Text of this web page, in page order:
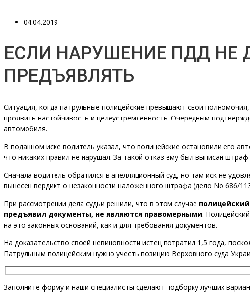
04.04.2019
ЕСЛИ НАРУШЕНИЕ ПДД НЕ
ПРЕДЪЯВЛЯТЬ
Ситуация, когда патрульные полицейские превышают свои
проявить настойчивость и целеустремленность. Очередным
автомобиля.
В поданном иске водитель указал, что полицейские остановили его
что никаких правил не нарушал. За такой отказ ему был выписан
Сначала водитель обратился в апелляционный суд, но там иск не
вынесен вердикт о незаконности наложенного штрафа (дело No 686/
При рассмотрении дела судьи решили, что в этом случае
предъявил документы, не являются правомерными.
на это законных оснований, как и для требования документов.
На доказательство своей невиновности истец потратил 1,5 года,
Патрульным полицейским нужно учесть позицию Верховного суда
Заполните форму и наши специалисты сделают подборку лучших